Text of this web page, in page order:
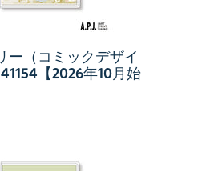
ー（コミックデザイ
【2026年10月始